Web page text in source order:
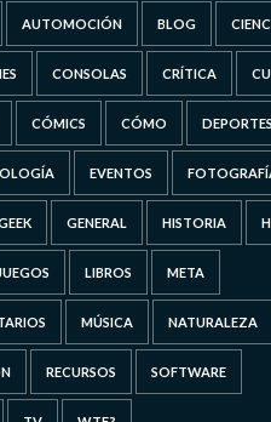
AUTOMOCIÓN BLOG
CONSOLAS CRÍTICA
CÓMICS CÓMO DEPORTES
EVENTOS
GENERAL HISTORIA
LIBROS META
MÚSICA NATURALEZA
RECURSOS SOFTWARE